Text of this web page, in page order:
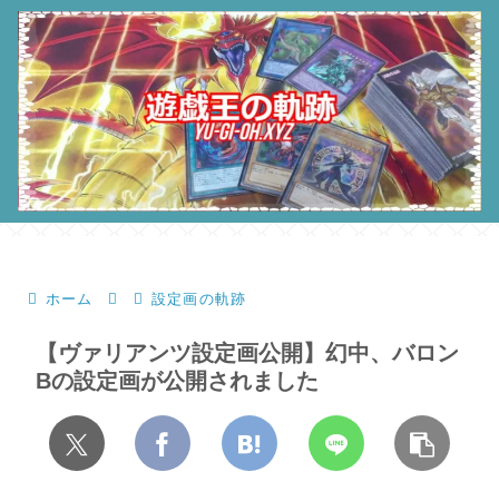
ホーム 設定画の軌跡
【ヴァリアンツ設定画公開】幻中、バロン
Bの設定画が公開されました